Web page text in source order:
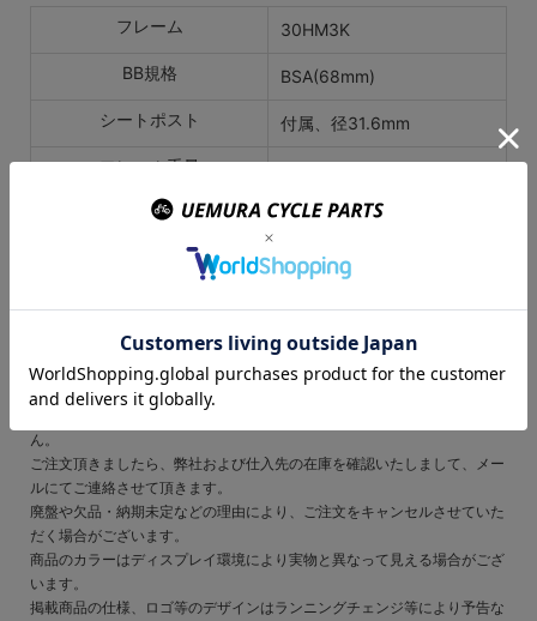
フレーム 30HM3K
BB規格 BSA(68mm)
シートポスト 付属、径31.6mm
フレーム重量
年式 MY2013
※店頭展示の在庫品になりますので、ご使用に問題ない細かなキズ等
ご注文の前にご確認ください
表示されている在庫情報については、実際の在庫情報と連動しておりませ
ん。
ご注文頂きましたら、弊社および仕入先の在庫を確認いたしまして、メー
ルにてご連絡させて頂きます。
廃盤や欠品・納期未定などの理由により、ご注文をキャンセルさせていた
だく場合がございます。
商品のカラーはディスプレイ環境により実物と異なって見える場合がござ
います。
掲載商品の仕様、ロゴ等のデザインはランニングチェンジ等により予告な